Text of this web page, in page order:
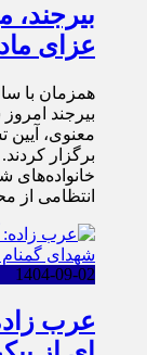
بیرجند،
عزای
همزمان با
بیرجند
برگزار
خانواده‌های
انتظامی از
1404-09-02
عرب